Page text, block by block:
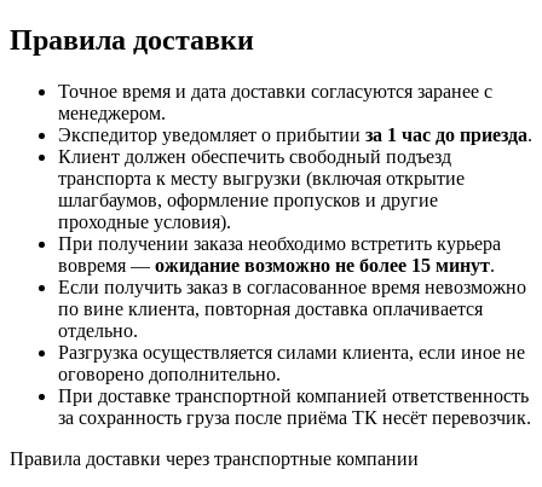
Правила доставки
Точное время и дата доставки согласуются заранее с
менеджером.
Экспедитор уведомляет о прибытии за 1 час до приезда.
Клиент должен обеспечить свободный подъезд
транспорта к месту выгрузки (включая открытие
шлагбаумов, оформление пропусков и другие
проходные условия).
При получении заказа необходимо встретить курьера
вовремя — ожидание возможно не более 15 минут.
Если получить заказ в согласованное время невозможно
по вине клиента, повторная доставка оплачивается
отдельно.
Разгрузка осуществляется силами клиента, если иное не
оговорено дополнительно.
При доставке транспортной компанией ответственность
за сохранность груза после приёма ТК несёт перевозчик.
Правила доставки через транспортные компании